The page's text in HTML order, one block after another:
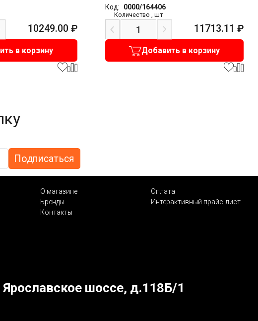
10249.00 ₽
в корзину
Код:
0000/164406
Количество ,шт
11713.11 ₽
Добавить в корзину
О магазине
Оплата
Бренды
Интерактивный прайс-лист
Контакты
шоссе, д.118Б/1